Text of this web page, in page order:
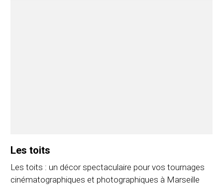
Les toits
Les toits : un décor spectaculaire pour vos tournages
cinématographiques et photographiques à Marseille